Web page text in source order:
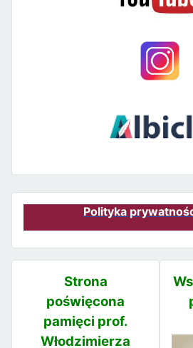
Polityka
Strona
poświęcona
pamięci prof.
Włodzimierza